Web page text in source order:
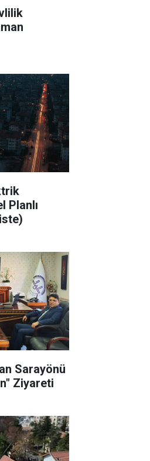
Planlı
Sarayönü
Ziyareti